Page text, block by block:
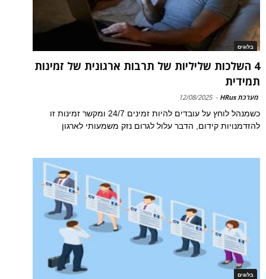
בלוגים
4 השלכות שליליות של תרבות ארגונית של זמינות
תמידית
מערכת HRus -
12/08/2025
כשמנהל לוחץ על עובדים להיות זמינים 24/7 ומקשר זמינות זו
להזדמנויות קידום, הדבר עלול לגרום נזק משמעותי לארגון
בלוגים